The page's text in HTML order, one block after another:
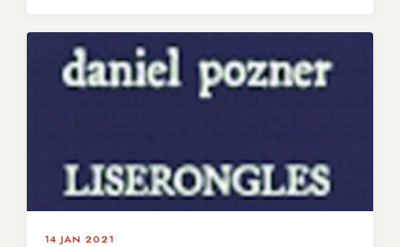
14 JAN 2021